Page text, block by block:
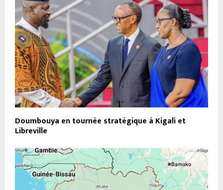
Doumbouya en tournée stratégique à Kigali et
Libreville